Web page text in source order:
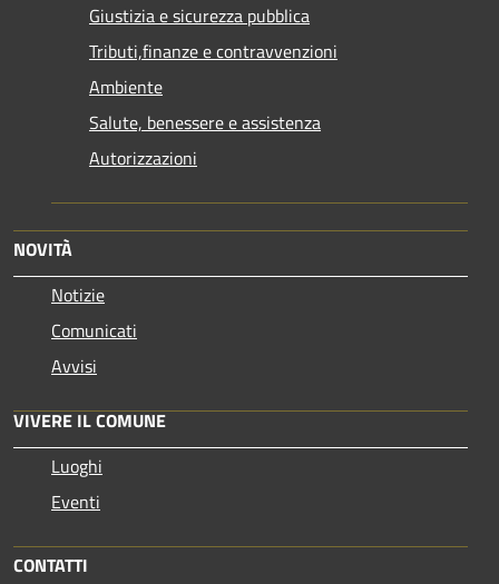
Giustizia e sicurezza pubblica
Tributi,finanze e contravvenzioni
Ambiente
Salute, benessere e assistenza
Autorizzazioni
NOVITÀ
Notizie
Comunicati
Avvisi
VIVERE IL COMUNE
Luoghi
Eventi
CONTATTI